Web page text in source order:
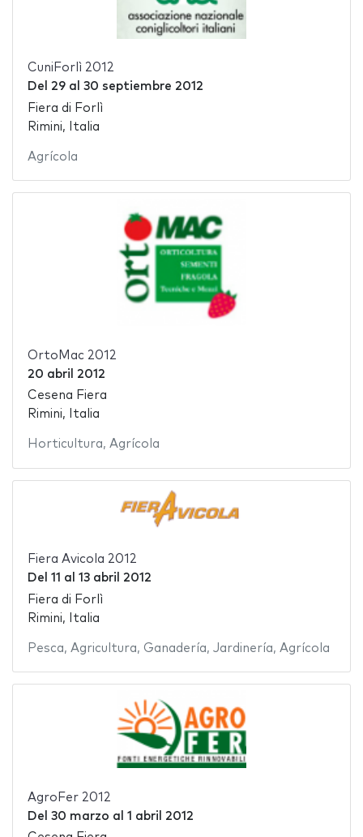
CuniForlì 2012
Del 29al 30 septiembre 2012
Fiera di Forlì
Rimini, Italia
Agrícola
OrtoMac 2012
20 abril 2012
Cesena Fiera
Rimini, Italia
Horticultura, Agrícola
Fiera Avicola 2012
Del 11 al 13 abril 2012
Fiera di Forlì
Rimini, Italia
Pesca, Agricultura, Ganadería, Jardinería, Agrícola
AgroFer 2012
Del 30 marzo al 1 abril 2012